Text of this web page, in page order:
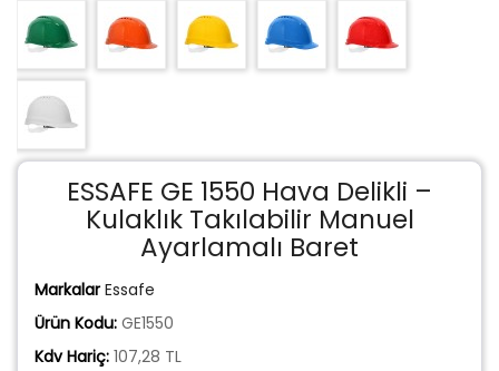
ESSAFE GE 1550 Hava Delikli –
Kulaklık Takılabilir Manuel
Ayarlamalı Baret
Markalar Essafe
Ürün Kodu: GE1550
Kdv Hariç: 107,28 TL